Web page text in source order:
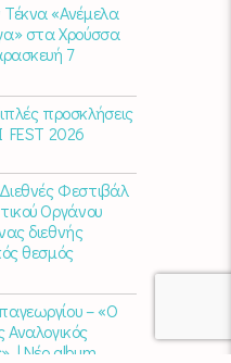
«Ανέμελα
στα Χρούσσα
7
προσκλήσεις
FEST 2026
Φεστιβάλ
Οργάνου
διεθνής
θεσμός
– «Ο
Αναλογικός
| Νέο album